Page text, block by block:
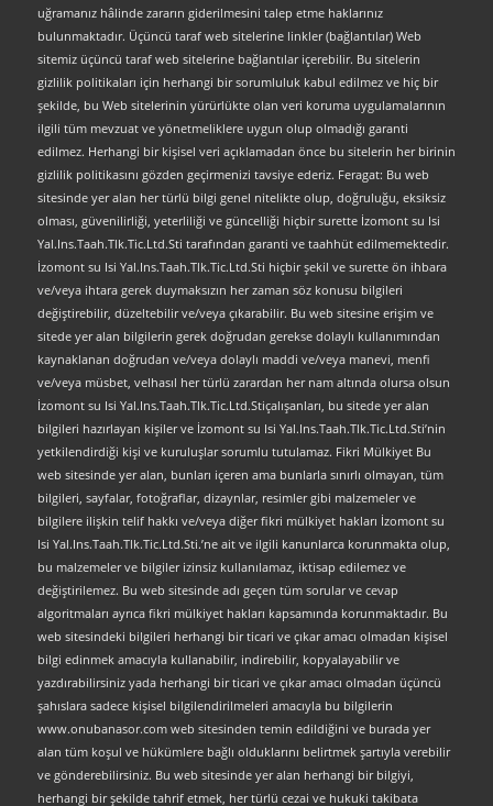
uğramanız hâlinde zararın giderilmesini talep etme haklarınız
bulunmaktadır. Üçüncü taraf web sitelerine linkler (bağlantılar) Web
sitemiz üçüncü taraf web sitelerine bağlantılar içerebilir. Bu sitelerin
gizlilik politikaları için herhangi bir sorumluluk kabul edilmez ve hiç bir
şekilde, bu Web sitelerinin yürürlükte olan veri koruma uygulamalarının
ilgili tüm mevzuat ve yönetmeliklere uygun olup olmadığı garanti
edilmez. Herhangi bir kişisel veri açıklamadan önce bu sitelerin her birinin
gizlilik politikasını gözden geçirmenizi tavsiye ederiz. Feragat: Bu web
sitesinde yer alan her türlü bilgi genel nitelikte olup, doğruluğu, eksiksiz
olması, güvenilirliği, yeterliliği ve güncelliği hiçbir surette İzomont su Isi
Yal.Ins.Taah.Tlk.Tic.Ltd.Sti tarafından garanti ve taahhüt edilmemektedir.
İzomont su Isi Yal.Ins.Taah.Tlk.Tic.Ltd.Sti hiçbir şekil ve surette ön ihbara
ve/veya ihtara gerek duymaksızın her zaman söz konusu bilgileri
değiştirebilir, düzeltebilir ve/veya çıkarabilir. Bu web sitesine erişim ve
sitede yer alan bilgilerin gerek doğrudan gerekse dolaylı kullanımından
kaynaklanan doğrudan ve/veya dolaylı maddi ve/veya manevi, menfi
ve/veya müsbet, velhasıl her türlü zarardan her nam altında olursa olsun
İzomont su Isi Yal.Ins.Taah.Tlk.Tic.Ltd.Stiçalışanları, bu sitede yer alan
bilgileri hazırlayan kişiler ve İzomont su Isi Yal.Ins.Taah.Tlk.Tic.Ltd.Sti’nin
yetkilendirdiği kişi ve kuruluşlar sorumlu tutulamaz. Fikri Mülkiyet Bu
web sitesinde yer alan, bunları içeren ama bunlarla sınırlı olmayan, tüm
bilgileri, sayfalar, fotoğraflar, dizaynlar, resimler gibi malzemeler ve
bilgilere ilişkin telif hakkı ve/veya diğer fikri mülkiyet hakları İzomont su
Isi Yal.Ins.Taah.Tlk.Tic.Ltd.Sti.’ne ait ve ilgili kanunlarca korunmakta olup,
bu malzemeler ve bilgiler izinsiz kullanılamaz, iktisap edilemez ve
değiştirilemez. Bu web sitesinde adı geçen tüm sorular ve cevap
algoritmaları ayrıca fikri mülkiyet hakları kapsamında korunmaktadır. Bu
web sitesindeki bilgileri herhangi bir ticari ve çıkar amacı olmadan kişisel
bilgi edinmek amacıyla kullanabilir, indirebilir, kopyalayabilir ve
yazdırabilirsiniz yada herhangi bir ticari ve çıkar amacı olmadan üçüncü
şahıslara sadece kişisel bilgilendirilmeleri amacıyla bu bilgilerin
www.onubanasor.com web sitesinden temin edildiğini ve burada yer
alan tüm koşul ve hükümlere bağlı olduklarını belirtmek şartıyla verebilir
ve gönderebilirsiniz. Bu web sitesinde yer alan herhangi bir bilgiyi,
herhangi bir şekilde tahrif etmek, her türlü cezai ve hukuki takibata